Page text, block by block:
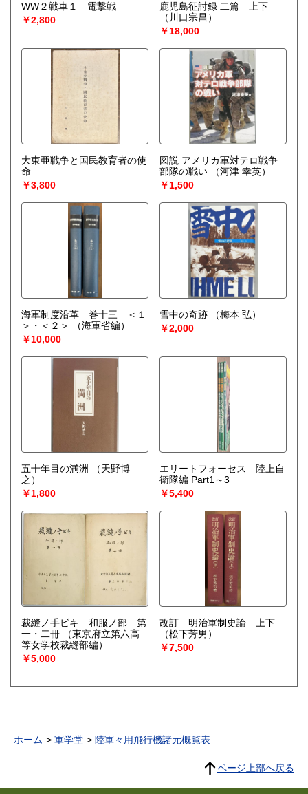
WW２戦車１ 電撃戦
￥2,800
鹿児島征討録 二篇 上下
（川口宗昌）
￥18,000
大東亜戦争と国民教育者の使
命
￥3,800
図説 アメリカ軍対テロ戦争
部隊の戦い
（河津 幸英）
￥1,500
海軍制度沿革 巻十三 ＜１
＞・＜２＞
（海軍省編）
￥10,000
雪中の奇跡
（梅本 弘）
￥2,000
五十年目の満洲
（天野博
之）
￥1,800
エリートフォーセス 陸上自
衛隊編 Part1～3
￥5,400
裁縫ノ手ビキ 和服ノ部 第
一・二冊
（東京府立第六高
等女学校裁縫部編）
￥5,000
改訂 明治軍制史論 上下
（松下芳男）
￥7,500
ホーム 軍学堂 陸軍々用飛行機諸元概覧表
ページ上部へ戻る